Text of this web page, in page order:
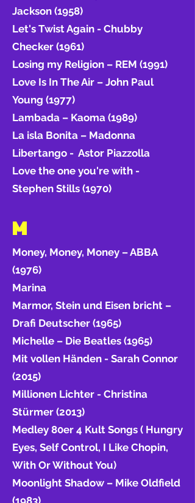
Jackson (1958)
Let's Twist Again - Chubby
Checker (1961)
Losing my Religion – REM (1991)
Love Is In The Air – John Paul
Young (1977)
Lambada – Kaoma (1989)
La isla Bonita – Madonna
Libertango - Astor Piazzolla
Love the one you're with -
Stephen Stills (1970)
M
Money, Money, Money – ABBA
(1976)
Marina
Marmor, Stein und Eisen bricht –
Drafi Deutscher (1965)
Michelle – Die Beatles (1965)
Mit vollen Händen - Sarah Connor
(2015)
Millionen Lichter - Christina
Stürmer (2013)
Medley 80er 4 Kult Songs ( Hungry
Eyes, Self Control, I Like Chopin,
With Or Without You)
Moonlight Shadow – Mike Oldfield
(1983)